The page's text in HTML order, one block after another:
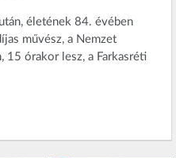
életének 84. évében
művész, a Nemzet
15 órakor lesz, a Farkasréti